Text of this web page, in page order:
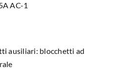
AC-1
ausiliari: blocchetti ad